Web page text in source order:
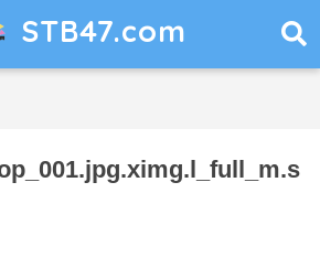
STB47.com